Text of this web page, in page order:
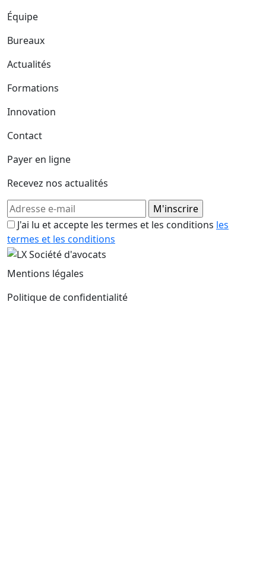
Équipe
Bureaux
Actualités
Formations
Innovation
Contact
Payer en ligne
Recevez nos actualités
J'ai lu et accepte les termes et les conditions les
termes et les conditions
Mentions légales
Politique de confidentialité